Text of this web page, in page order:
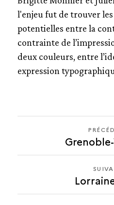
l'enjeu fut de trouver
potentielles entre la
contrainte de
deux couleurs, entre
expression